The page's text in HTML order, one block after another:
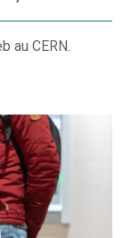
au CERN.